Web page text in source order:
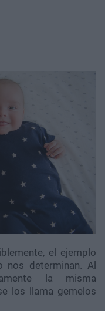
el ejemplo
determinan. Al
la misma
los llama gemelos